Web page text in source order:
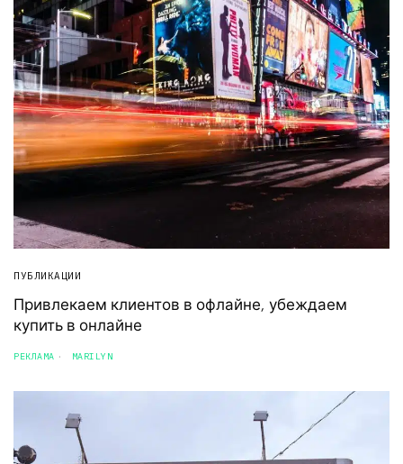
ПУБЛИКАЦИИ
Привлекаем клиентов в офлайне, убеждаем
купить в онлайне
РЕКЛАМА MARILYN